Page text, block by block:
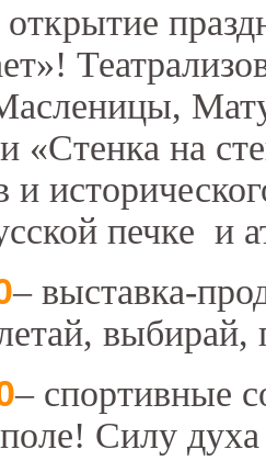
открытие
«Стенка на
и
печке и
– выставка-
выбирай,
– спортивные
Силу